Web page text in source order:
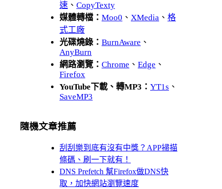
速 、 CopyTexty
媒體轉檔： Moo0 、 XMedia 、 格
式工廠
光碟燒錄： BurnAware 、
AnyBurn
網路瀏覽： Chrome 、 Edge 、
Firefox
YouTube下載、轉MP3： YT1s 、
SaveMP3
隨機文章推薦
刮刮樂到底有沒有中獎？APP掃描
條碼、刷一下就有！
DNS Prefetch 幫Firefox做DNS快
取，加快網站瀏覽速度